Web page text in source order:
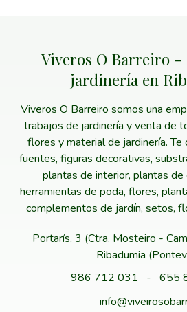
Viveros O Barreiro -
jardinería en
Viveros O Barreiro somos una
trabajos de jardinería y venta de
flores y material de jardinería. Te
fuentes, figuras decorativas,
plantas de interior, plantas de
herramientas de poda, flores,
complementos de jardín, setos,
Portarís, 3 (Ctra. Mosteiro -
Ribadumia
986 712 031
- 655